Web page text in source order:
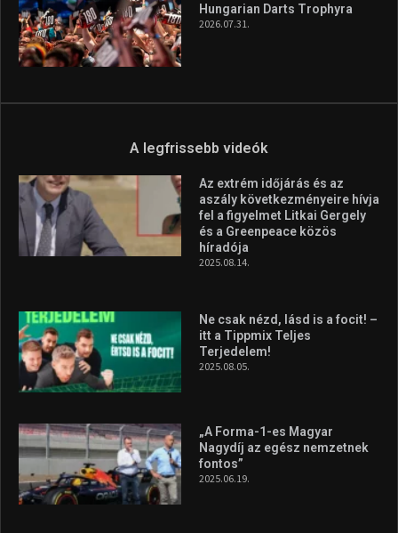
híradója
2025.08.14.
Terjedelem!
„A Forma-1-es Magyar
Nagydíj az egész nemzetnek
fontos”
2025.06.19.
Galéria